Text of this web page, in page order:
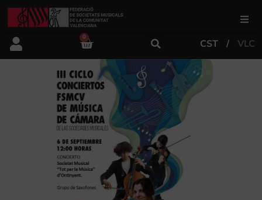
FSMCV
Áreas de gestión
Área educativa
Área artística
0
CST VLC